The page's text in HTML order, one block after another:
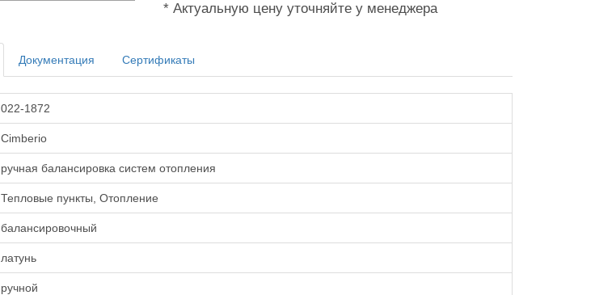
* Актуальную цену уточняйте у менеджера
Документация Сертификаты
022-1872
Cimberio
ручная балансировка систем отопления
Тепловые пункты, Отопление
балансировочный
латунь
ручной